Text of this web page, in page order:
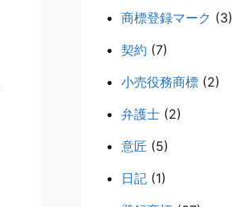
商標登録マーク (3)
契約 (7)
小売役務商標 (2)
弁護士 (2)
意匠 (5)
日記 (1)